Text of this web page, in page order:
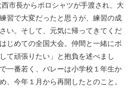
市長からポロシャツが手渡され、大
習で大変だったと思うが、練習の成
い。そして、元気に帰ってきてくだ
じめての全国大会。仲間と一緒にボ
て頑張りたい」と抱負を述べまし
一番若く、バレーは小学校１年生か
、今年１月から再開したとのこと。